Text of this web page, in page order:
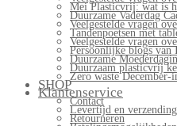
Mei Plasticvrij: wat is
Duurzame Vaderdag
Veelgestelde vragen
Tandenpoetsen met
Veelgestelde vragen
Persoonlijke blogs van
Duurzame
Duurzaam plasticvrij
Zero waste December-
SHOP
Klantenservice
Contact
Levertijd en verzending
Retourneren